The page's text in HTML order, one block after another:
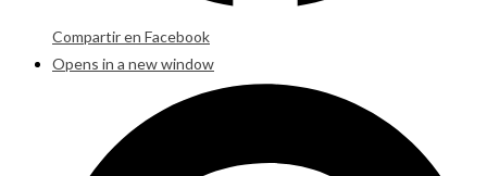
Compartir en Facebook
Opens in a new window